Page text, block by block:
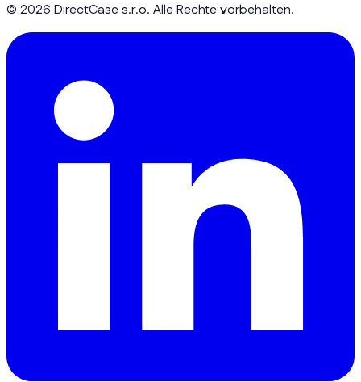
© 2026 DirectCase s.r.o. Alle Rechte vorbehalten.